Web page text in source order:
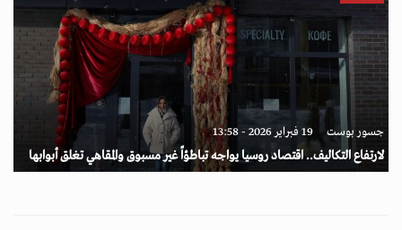
جسور بوست 19 فبراير 2026 - 13:58
لارتفاع التكاليف.. اقتصاد روسيا يواجه تباطؤاً غير مسبوق والمقاهي تغلق أبوابها